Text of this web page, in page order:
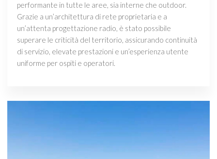
performante in tutte le aree, sia interne che outdoor.
Grazie a un’architettura di rete proprietaria e a
un’attenta progettazione radio, è stato possibile
superare le criticità del territorio, assicurando continuità
di servizio, elevate prestazioni e un’esperienza utente
uniforme per ospiti e operatori.